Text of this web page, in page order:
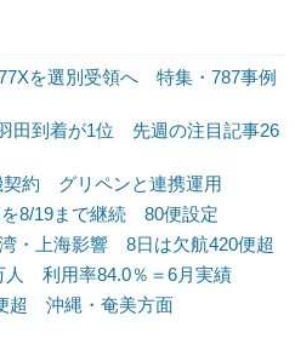
を選別受領へ 特集・787事例
田到着が1位 先週の注目記事26
契約 グリペンと連携運用
8/19まで継続 80便設定
・上海影響 8日は欠航420便超
人 利用率84.0％＝6月実績
超 沖縄・奄美方面